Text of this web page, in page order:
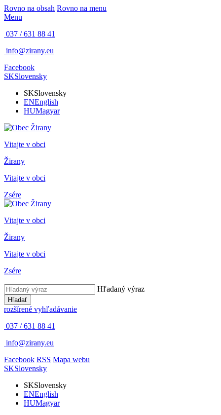
Rovno na obsah Rovno na menu
Menu
037 / 631 88 41
info@zirany.eu
Facebook
SKSlovensky
SKSlovensky
ENEnglish
HUMagyar
Vitajte v obci
Žirany
Vitajte v obci
Zsére
Vitajte v obci
Žirany
Vitajte v obci
Zsére
Hľadaný výraz
Hľadať
rozšírené vyhľadávanie
037 / 631 88 41
info@zirany.eu
Facebook RSS Mapa webu
SKSlovensky
SKSlovensky
ENEnglish
HUMagyar